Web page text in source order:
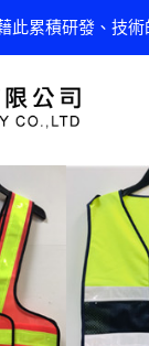
此累積研發、技